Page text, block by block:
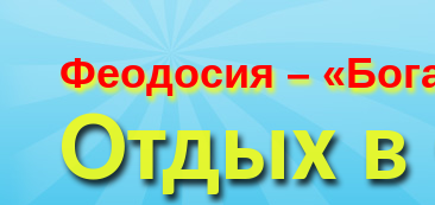
Феодосия –
Отдых
Фотографии Феодосии и
Феодосия, Орджоникидзе
фото города, Крым фото